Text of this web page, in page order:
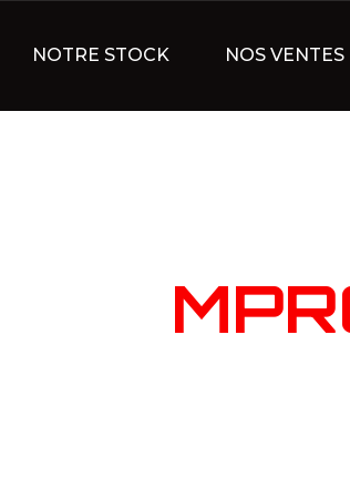
NOTRE STOCK NOS VENTES